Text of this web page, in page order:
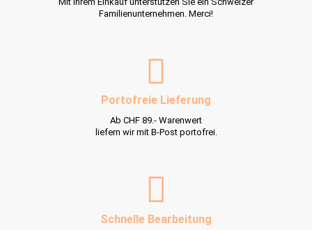
Familienunternehmen. Merci!
Portofreie Lieferung
Ab CHF 89.- Warenwert
liefern wir mit B-Post portofrei.
Schnelle Bearbeitung